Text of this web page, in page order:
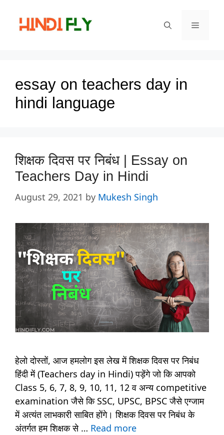
content
Menu
essay on teachers day in
hindi language
शिक्षक दिवस पर निबंध | Essay on
Teachers Day in Hindi
August 29, 2021 by Mukesh Singh
हेलो दोस्तों, आज हमलोग इस लेख में शिक्षक दिवस पर निबंध
हिंदी में (Teachers day in Hindi) पड़ेंगे जो कि आपको
Class 5, 6, 7, 8, 9, 10, 11, 12 व अन्य competitive
examination जैसे कि SSC, UPSC, BPSC जैसे एग्जाम
में अत्यंत लाभकारी साबित होंगे। शिक्षक दिवस पर निबंध के
अंतर्गत हम शिक्षक से … Read more